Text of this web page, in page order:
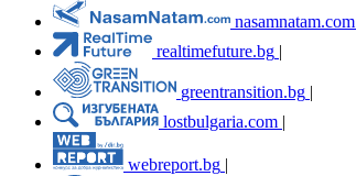
nasamnatam.com
realtimefuture.bg |
greentransition.bg |
lostbulgaria.com |
webreport.bg